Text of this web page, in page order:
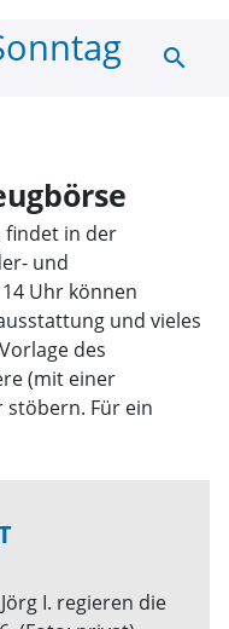
undsearch
findet in der
und
Uhr können
und vieles
des
(mit einer
stöbern. Für ein